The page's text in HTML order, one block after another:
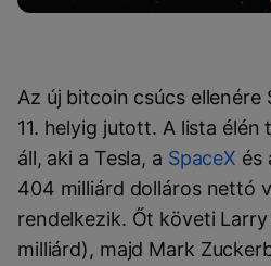
Az új bitcoin csúcs ellenére
11. helyig jutott. A lista élén
áll, aki a Tesla, a SpaceX és
404 milliárd dolláros nettó
rendelkezik. Őt követi
milliárd), majd Mark